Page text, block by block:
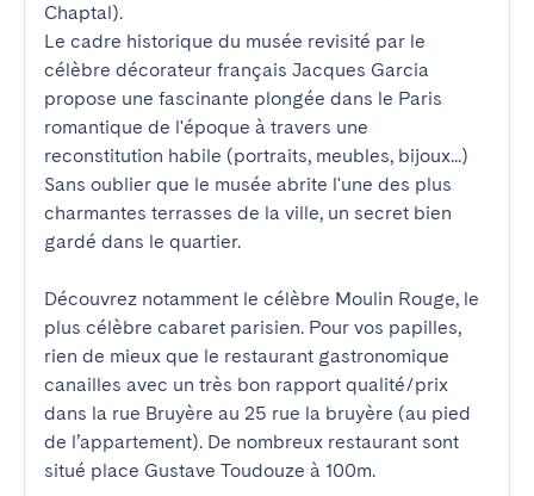
Chaptal).
Le cadre historique du musée revisité par le
célèbre décorateur français Jacques Garcia
propose une fascinante plongée dans le Paris
romantique de l'époque à travers une
reconstitution habile (portraits, meubles, bijoux...)
Sans oublier que le musée abrite l'une des plus
charmantes terrasses de la ville, un secret bien
gardé dans le quartier.
Découvrez notamment le célèbre Moulin Rouge, le
plus célèbre cabaret parisien. Pour vos papilles,
rien de mieux que le restaurant gastronomique
canailles avec un très bon rapport qualité/prix
dans la rue Bruyère au 25 rue la bruyère (au pied
de l’appartement). De nombreux restaurant sont
situé place Gustave Toudouze à 100m.